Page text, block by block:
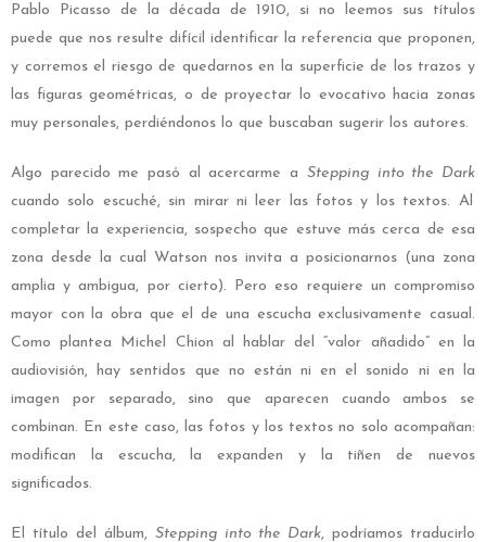
Pablo Picasso de la década de 1910, si no leemos sus títulos
puede que nos resulte difícil identificar la referencia que proponen,
y corremos el riesgo de quedarnos en la superficie de los trazos y
las figuras geométricas, o de proyectar lo evocativo hacia zonas
muy personales, perdiéndonos lo que buscaban sugerir los autores.
Algo parecido me pasó al acercarme a Stepping into the Dark
cuando solo escuché, sin mirar ni leer las fotos y los textos. Al
completar la experiencia, sospecho que estuve más cerca de esa
zona desde la cual Watson nos invita a posicionarnos (una zona
amplia y ambigua, por cierto). Pero eso requiere un compromiso
mayor con la obra que el de una escucha exclusivamente casual.
Como plantea Michel Chion al hablar del “valor añadido” en la
audiovisión, hay sentidos que no están ni en el sonido ni en la
imagen por separado, sino que aparecen cuando ambos se
combinan. En este caso, las fotos y los textos no solo acompañan:
modifican la escucha, la expanden y la tiñen de nuevos
significados.
El título del álbum, Stepping into the Dark, podríamos traducirlo